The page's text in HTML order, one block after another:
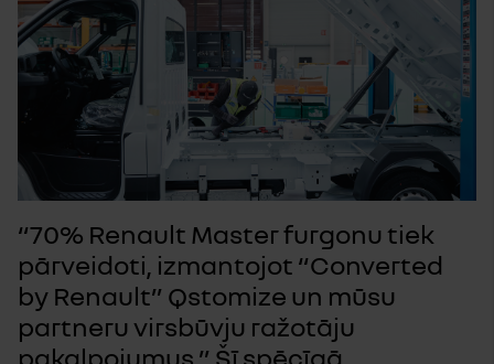
“70% Renault Master furgonu tiek
pārveidoti, izmantojot “Converted
by Renault” Qstomize un mūsu
partneru virsbūvju ražotāju
pakalpojumus.” Šī spēcīgā